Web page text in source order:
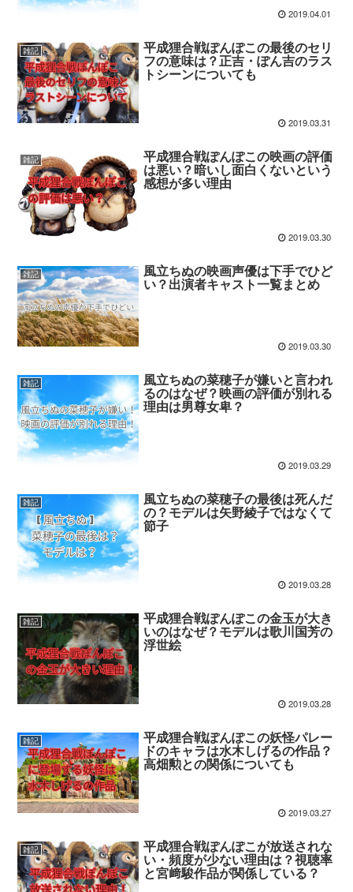
2019.04.01
雑記 平成狸合戦ぽんぽこの最後のセリ
フの意味は？正吉・ぽん吉のラス
トシーンについても
2019.03.31
雑記 平成狸合戦ぽんぽこの映画の評価
は悪い？暗いし面白くないという
感想が多い理由
2019.03.30
雑記 風立ちぬの映画声優は下手でひど
い？出演者キャスト一覧まとめ
2019.03.30
雑記 風立ちぬの菜穂子が嫌いと言われ
るのはなぜ？映画の評価が別れる
理由は男尊女卑？
2019.03.29
雑記 風立ちぬの菜穂子の最後は死んだ
の？モデルは矢野綾子ではなくて
節子
2019.03.28
雑記 平成狸合戦ぽんぽこの金玉が大き
いのはなぜ？モデルは歌川国芳の
浮世絵
2019.03.28
雑記 平成狸合戦ぽんぽこの妖怪パレー
ドのキャラは水木しげるの作品？
高畑勲との関係についても
2019.03.27
雑記 平成狸合戦ぽんぽこが放送されな
い・頻度が少ない理由は？視聴率
と宮﨑駿作品が関係している？